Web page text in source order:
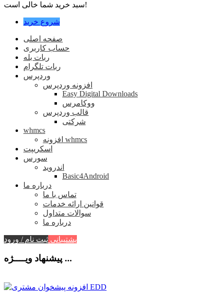
سبد خرید شما خالی است!
شروع خرید
صفحه اصلی
حساب کاربری
ربات بله
ربات تلگرام
وردپرس
افزونه وردپرس
Easy Digital Downloads
ووکامرس
قالب وردپرس
شرکتی
whmcs
افزونه whmcs
اسکریپت
سورس
اندروید
Basic4Android
درباره ما
تماس با ما
قوانین ارائه خدمات
سوالات متداول
درباره ما
پشتیبانی ثبت نام / ورود
پیشنهاد ویــــژه ...